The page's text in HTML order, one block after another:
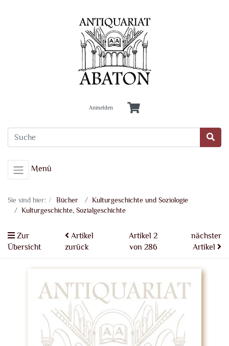
Anmelden
Menü
Sie sind hier: Bücher
Kulturgeschichte und Soziologie
Kulturgeschichte, Sozialgeschichte
Zur
Übersicht
Artikel
zurück
Artikel 2
von 286
nächster
Artikel